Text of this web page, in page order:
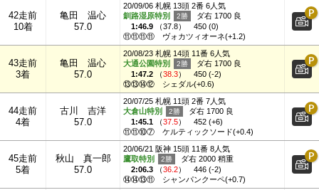
42走前
10着
亀田 温心
57.0
20/09/06 札幌 13頭 2番 6人気
釧路湿原特別
ダ右 1700 良
1:46.9 （37.8）
450 (0)
⑪⑪⑪⑪
ヴォカツィオーネ(+1.2)
43走前
3着
亀田 温心
57.0
20/08/23 札幌 14頭 11番 6人気
大通公園特別
ダ右 1700 良
1:47.2 （38.3）
450 (-2)
⑬⑬⑭⑫
シェダル(+0.6)
44走前
4着
古川 吉洋
57.0
20/07/25 札幌 11頭 2番 7人気
大倉山特別
ダ右 1700 良
1:45.1 （37.5）
452 (+6)
⑪⑪⑩⑦
ケルティックソード(+0.4)
45走前
5着
秋山 真一郎
57.0
20/06/21 阪神 15頭 11番 8人気
鷹取特別
ダ右 2000 稍重
2:06.3 （36.2）
446 (-2)
⑭⑭⑬⑪
シャンパンクーペ(+0.7)